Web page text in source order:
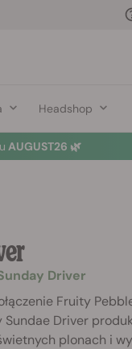
Headshop
AUGUST26 🌿
Driver
Fruity
Sundae Driver
plonach i